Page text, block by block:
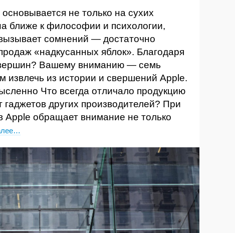
не только на сухих
ближе к философии и психологии,
сомнений — достаточно
«надкусанных яблок». Благодаря
Вашему вниманию — семь
извлечь из истории и свершений Apple.
Что всегда отличало продукцию
гаджетов других производителей? При
Apple обращает внимание не только